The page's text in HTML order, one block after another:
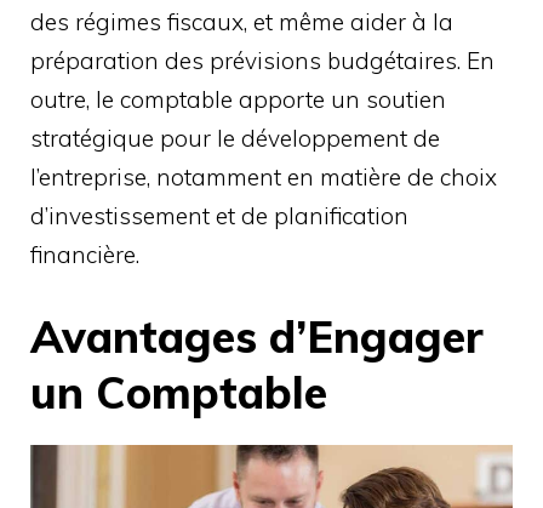
des régimes fiscaux, et même aider à la
préparation des prévisions budgétaires. En
outre, le comptable apporte un soutien
stratégique pour le développement de
l’entreprise, notamment en matière de choix
d’investissement et de planification
financière.
Avantages d’Engager
un Comptable